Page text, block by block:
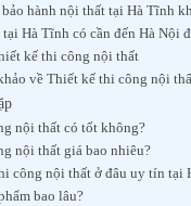
hành nội thất tại Hà Tĩnh
Hà Tĩnh có cần đến Hà Nội
kế thi công nội thất
về Thiết kế thi công nội
nội thất có tốt không?
nội thất giá bao nhiêu?
công nội thất ở đâu uy tín tại
bao lâu?